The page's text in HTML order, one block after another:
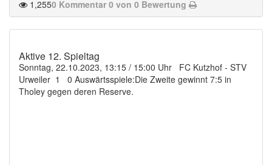
1,2550 Kommentar 0 von 0 Bewertung
Aktive 12. Spieltag
Sonntag, 22.10.2023, 13:15 / 15:00 Uhr FC Kutzhof - STV
Urweiler 1 0 Auswärtsspiele:Die Zweite gewinnt 7:5 in
Tholey gegen deren Reserve.